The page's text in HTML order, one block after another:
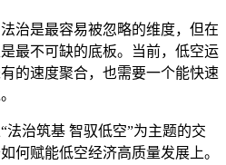
治是最容易被忽略的维度，但在
最不可缺的底板。当前，低空运
的速度聚合，也需要一个能快速
法治筑基 智驭低空”为主题的交
何赋能低空经济高质量发展上。